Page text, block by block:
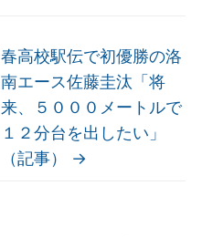
春高校駅伝で初優勝の洛
南エース佐藤圭汰「将
来、５０００メートルで
１２分台を出したい」
（記事） →